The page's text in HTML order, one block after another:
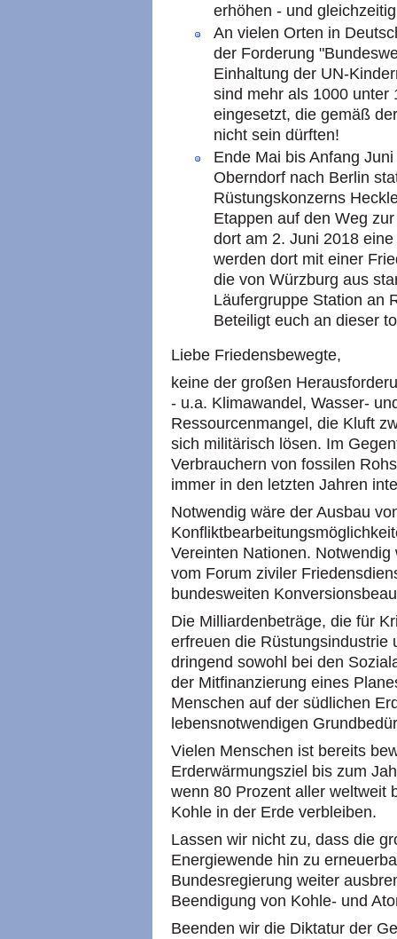
erhöhen - und
An vielen Orten in
der Forderung
Einhaltung der UN-
sind mehr als 1000 unter
eingesetzt, die gemäß
nicht sein dürften!
Ende Mai bis Anfang
Oberndorf nach Berlin
Rüstungskonzerns
Etappen auf den Weg
dort am 2. Juni 2018
werden dort mit einer
die von Würzburg aus
Läufergruppe Station an
Beteiligt euch an dieser
Liebe Friedensbewegte,
keine der großen
- u.a. Klimawandel, Wasser-
Ressourcenmangel, die Kluft
sich militärisch lösen. Im
Verbrauchern von fossilen
immer in den letzten Jahren
Notwendig wäre der Ausbau
Vereinten Nationen.
vom Forum ziviler
bundesweiten
Die Milliardenbeträge, die für
erfreuen die Rüstungsindustrie
dringend sowohl bei den
der Mitfinanzierung eines
Menschen auf der südlichen
lebensnotwendigen
Vielen Menschen ist bereits
Erderwärmungsziel bis zum
wenn 80 Prozent aller weltweit
Kohle in der Erde verbleiben.
Lassen wir nicht zu, dass die
Energiewende hin zu
Bundesregierung weiter
Beendigung von Kohle- und
Beenden wir die Diktatur der